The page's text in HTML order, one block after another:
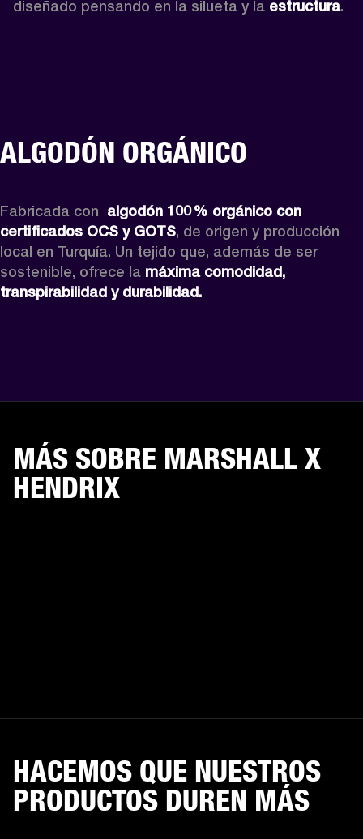
diseñado pensando en la silueta y la estructura.
ALGODÓN ORGÁNICO
Fabricada con algodón 100 % orgánico con
certificados OCS y GOTS, de origen y producción
local en Turquía. Un tejido que, además de ser
sostenible, ofrece la máxima comodidad,
transpirabilidad y durabilidad.
MÁS SOBRE MARSHALL X
HENDRIX
HACEMOS QUE NUESTROS
PRODUCTOS DUREN MÁS